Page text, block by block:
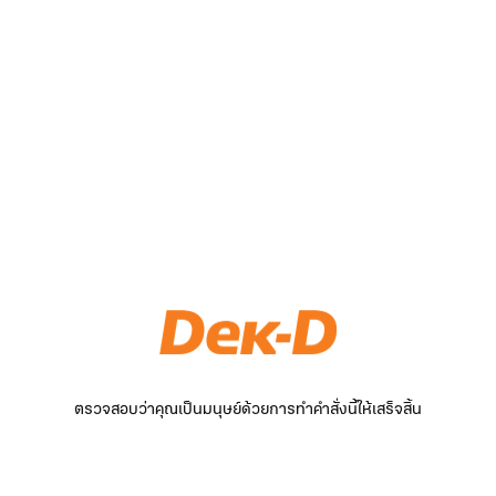
ตรวจสอบว่าคุณเป็นมนุษย์ด้วยการทำคำสั่งนี้ให้เสร็จสิ้น